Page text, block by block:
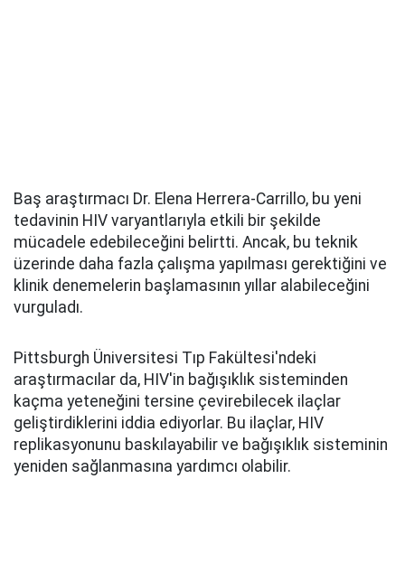
Baş araştırmacı Dr. Elena Herrera-Carrillo, bu yeni
tedavinin HIV varyantlarıyla etkili bir şekilde
mücadele edebileceğini belirtti. Ancak, bu teknik
üzerinde daha fazla çalışma yapılması gerektiğini ve
klinik denemelerin başlamasının yıllar alabileceğini
vurguladı.
Pittsburgh Üniversitesi Tıp Fakültesi'ndeki
araştırmacılar da, HIV'in bağışıklık sisteminden
kaçma yeteneğini tersine çevirebilecek ilaçlar
geliştirdiklerini iddia ediyorlar. Bu ilaçlar, HIV
replikasyonunu baskılayabilir ve bağışıklık sisteminin
yeniden sağlanmasına yardımcı olabilir.